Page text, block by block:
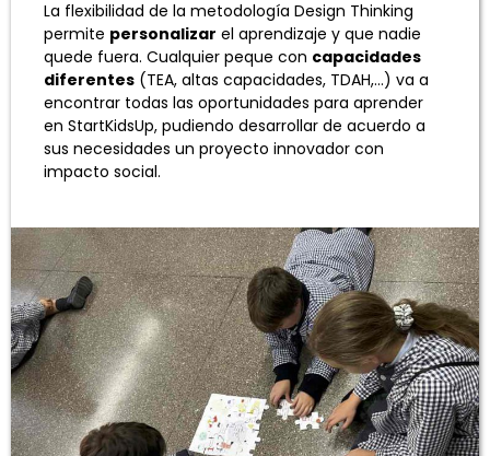
La flexibilidad de la metodología Design Thinking
permite personalizar el aprendizaje y que nadie
quede fuera. Cualquier peque con capacidades
diferentes (TEA, altas capacidades, TDAH,…) va a
encontrar todas las oportunidades para aprender
en StartKidsUp, pudiendo desarrollar de acuerdo a
sus necesidades un proyecto innovador con
impacto social.